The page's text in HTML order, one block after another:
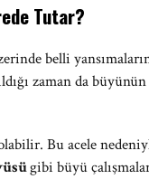
Tutar?
belli
zaman da
Bu acele
gibi büyü